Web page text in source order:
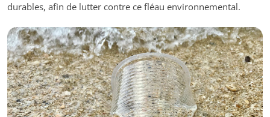
durables, afin de lutter contre ce fléau environnemental.